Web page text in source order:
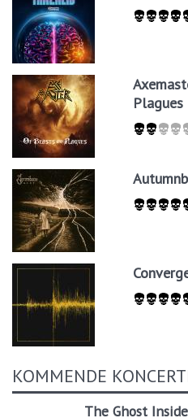
Plagues
KOMMENDE
The Ghost Inside